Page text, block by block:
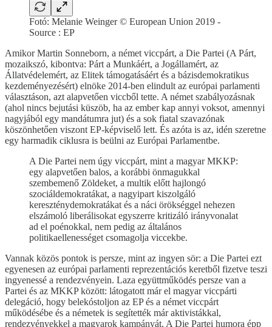
Fotó: Melanie Weinger © European Union 2019 -
Source : EP
Amikor Martin Sonneborn, a német viccpárt, a Die Partei (A Párt,
mozaikszó, kibontva: Párt a Munkáért, a Jogállamért, az
Állatvédelemért, az Elitek támogatásáért és a bázisdemokratikus
kezdeményezésért) elnöke 2014-ben elindult az európai parlamenti
választáson, azt alapvetően viccből tette. A német szabályozásnak
(ahol nincs bejutási küszöb, ha az ember kap annyi voksot, amennyi
nagyjából egy mandátumra jut) és a sok fiatal szavazónak
köszönhetően viszont EP-képviselő lett. És azóta is az, idén szeretne
egy harmadik ciklusra is beülni az Európai Parlamentbe.
A Die Partei nem úgy viccpárt, mint a magyar MKKP:
egy alapvetően balos, a korábbi önmagukkal
szembemenő Zöldeket, a multik előtt hajlongó
szociáldemokratákat, a nagyipart kiszolgáló
kereszténydemokratákat és a náci örökséggel nehezen
elszámoló liberálisokat egyszerre kritizáló irányvonalat
ad el poénokkal, nem pedig az általános
politikaellenességet csomagolja viccekbe.
Vannak közös pontok is persze, mint az ingyen sör: a Die Partei ezt
egyenesen az európai parlamenti reprezentációs keretből fizetve teszi
ingyenessé a rendezvényein. Laza együttműködés persze van a
Partei és az MKKP között: látogatott már el magyar viccpárti
delegáció, hogy belekóstoljon az EP és a német viccpárt
működésébe és a németek is segítették már aktivistákkal,
rendezvényekkel a magyarok kampányát. A Die Partei humora épp